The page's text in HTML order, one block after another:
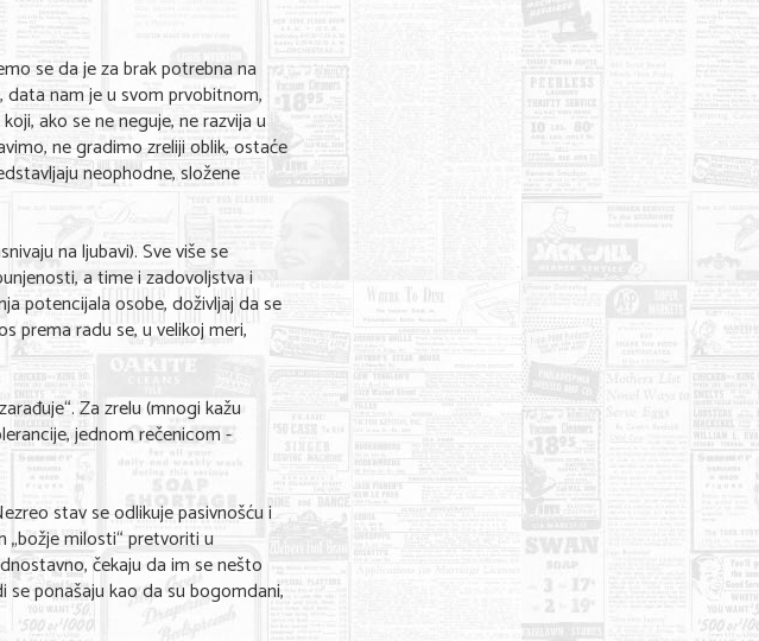
se da je za brak potrebna na
nam je u svom prvobitnom,
ako se ne neguje, ne razvija u
ne gradimo zreliji oblik, ostaće
neophodne, složene
na ljubavi). Sve više se
a time i zadovoljstva i
potencijala osobe, doživljaj da se
prema radu se, u velikoj meri,
Za zrelu (mnogi kažu
jednom rečenicom -
stav se odlikuje pasivnošću i
„božje milosti“ pretvoriti u
čekaju da im se nešto
se ponašaju kao da su bogomdani,